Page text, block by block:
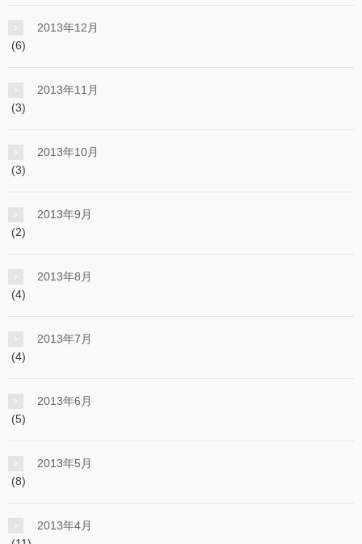
2013年12月
(6)
2013年11月
(3)
2013年10月
(3)
2013年9月
(2)
2013年8月
(4)
2013年7月
(4)
2013年6月
(5)
2013年5月
(8)
2013年4月